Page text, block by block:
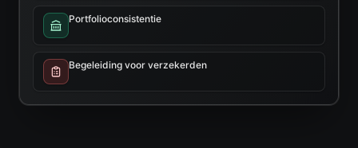
Portfolioconsistentie
Begeleiding voor verzekerden